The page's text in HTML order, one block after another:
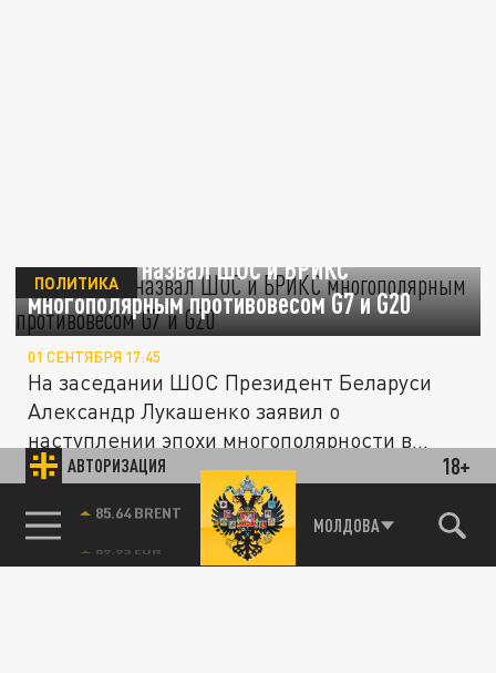
АВТОРИЗАЦИЯ 18+
85.64 BRENT МОЛДОВА
Лукашенко назвал ШОС и БРИКС
многополярным противовесом G7 и G20
ПОЛИТИКА
01 СЕНТЯБРЯ 17:45
На заседании ШОС Президент Беларуси
Александр Лукашенко заявил о
наступлении эпохи многополярности в
мире.
ПОЛИТИКА